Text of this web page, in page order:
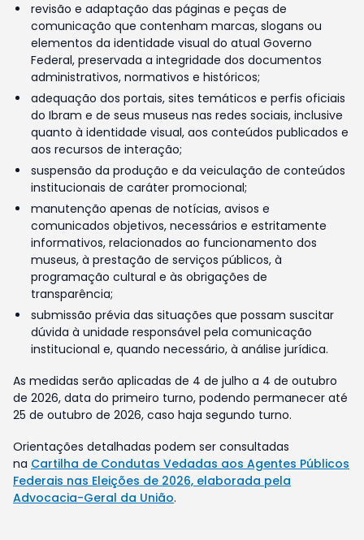
revisão e adaptação das páginas e peças de
comunicação que contenham marcas, slogans ou
elementos da identidade visual do atual Governo
Federal, preservada a integridade dos documentos
administrativos, normativos e históricos;
adequação dos portais, sites temáticos e perfis oficiais
do Ibram e de seus museus nas redes sociais, inclusive
quanto à identidade visual, aos conteúdos publicados e
aos recursos de interação;
suspensão da produção e da veiculação de conteúdos
institucionais de caráter promocional;
manutenção apenas de notícias, avisos e
comunicados objetivos, necessários e estritamente
informativos, relacionados ao funcionamento dos
museus, à prestação de serviços públicos, à
programação cultural e às obrigações de
transparência;
submissão prévia das situações que possam suscitar
dúvida à unidade responsável pela comunicação
institucional e, quando necessário, à análise jurídica.
As medidas serão aplicadas de 4 de julho a 4 de outubro
de 2026, data do primeiro turno, podendo permanecer até
25 de outubro de 2026, caso haja segundo turno.
Orientações detalhadas podem ser consultadas
na Cartilha de Condutas Vedadas aos Agentes Públicos
Federais nas Eleições de 2026, elaborada pela
Advocacia-Geral da União.